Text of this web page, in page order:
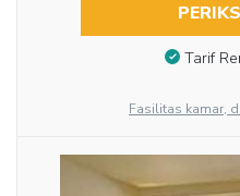
Tarif
Fasilitas kamar,